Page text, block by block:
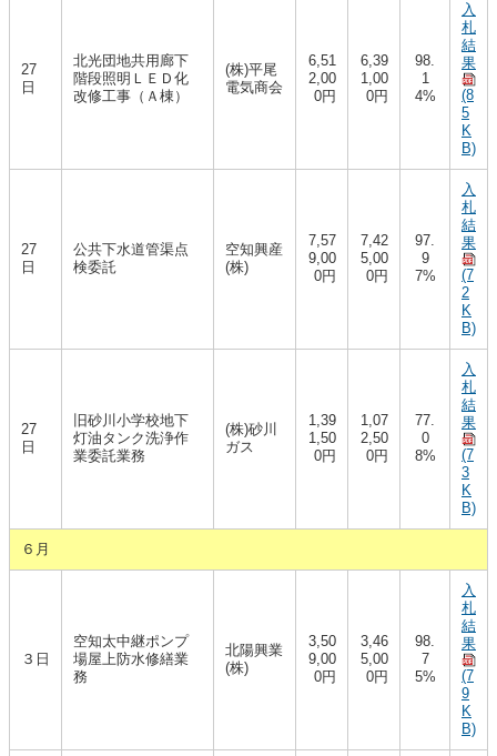
27
日
北光団地共用廊下
階段照明ＬＥＤ化
改修工事（Ａ棟）
(株)平尾
電気商会
6,51
2,00
0円
6,39
1,00
0円
98.
1
4%
入
札
結
果
(8
5
K
B)
27
日
公共下水道管渠点
検委託
空知興産
(株)
7,57
9,00
0円
7,42
5,00
0円
97.
9
7%
入
札
結
果
(7
2
K
B)
27
日
旧砂川小学校地下
灯油タンク洗浄作
業委託業務
(株)砂川
ガス
1,39
1,50
0円
1,07
2,50
0円
77.
0
8%
入
札
結
果
(7
3
K
B)
６月
３日
空知太中継ポンプ
場屋上防水修繕業
務
北陽興業
(株)
3,50
9,00
0円
3,46
5,00
0円
98.
7
5%
入
札
結
果
(7
9
K
B)